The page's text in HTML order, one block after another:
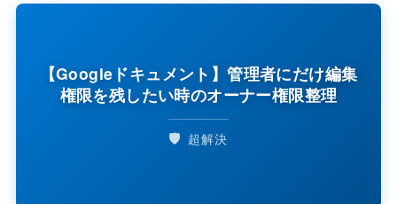
【Googleドキュメント】管理者にだけ編集
権限を残したい時のオーナー権限整理
🛡️ 超解決